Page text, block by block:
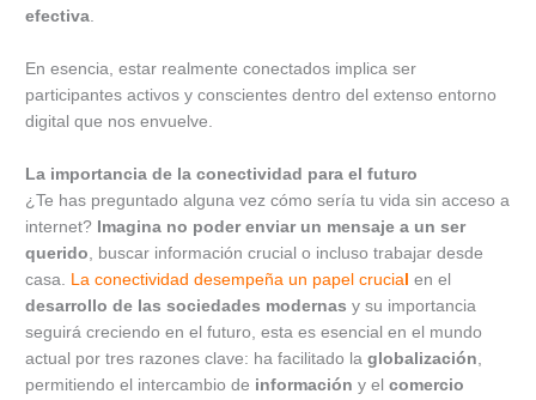
efectiva
En esencia, estar realmente conectados implica ser
participantes activos y conscientes dentro del extenso entorno
digital que nos envuelve.
La importancia de la conectividad para el futuro
¿Te has preguntado alguna vez cómo sería tu vida sin acceso a
internet? Imagina no poder enviar un mensaje a un ser
querido , buscar información crucial o incluso trabajar desde
casa. La conectividad desempeña un papel crucial en el
desarrollo de las sociedades modernas y su importancia
seguirá creciendo en el futuro, esta es esencial en el mundo
actual por tres razones clave: ha facilitado laglobalización
permitiendo el intercambio de información y elcomercio